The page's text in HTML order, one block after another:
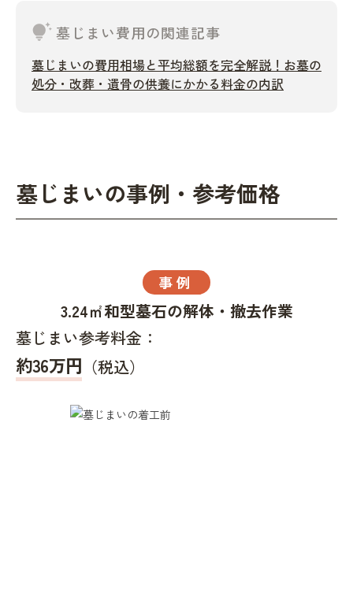
tips_and_updates墓じまい費用の関連記事
墓じまいの費用相場と平均総額を完全解説！お墓の
処分・改葬・遺骨の供養にかかる料金の内訳
墓じまいの事例・参考価格
事例
3.24㎡和型墓石の解体・撤去作業
墓じまい参考料金：
約36万円 （税込）